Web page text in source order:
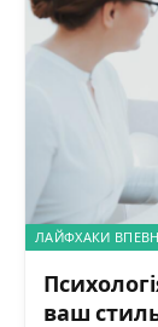
ЛАЙФХАКИ
ваш